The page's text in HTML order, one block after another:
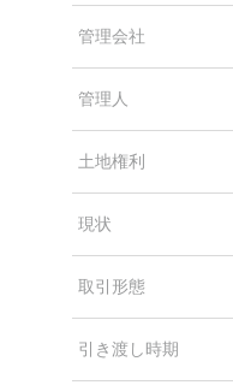
管理会社
管理人
土地権利
現状
取引形態
引き渡し時期